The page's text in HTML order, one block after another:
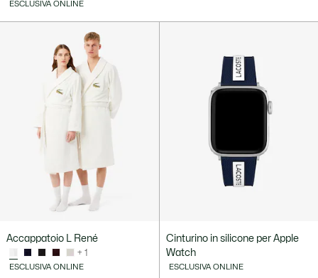
ESCLUSIVA ONLINE
Accappatoio L René
+ 1
ESCLUSIVA ONLINE
Cinturino in silicone per Apple
Watch
ESCLUSIVA ONLINE